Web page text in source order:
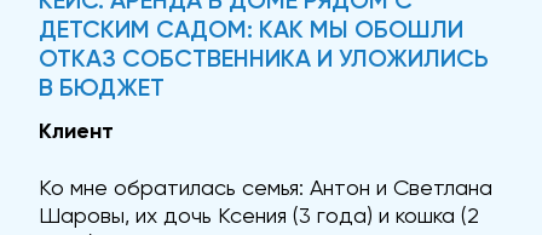
ДЕТСКИМ САДОМ: КАК МЫ ОБОШЛИ
ОТКАЗ СОБСТВЕННИКА И УЛОЖИЛИСЬ
В БЮДЖЕТ
Клиент
Ко мне обратилась семья: Антон и Светлана
Шаровы, их дочь Ксения (3 года) и кошка (2